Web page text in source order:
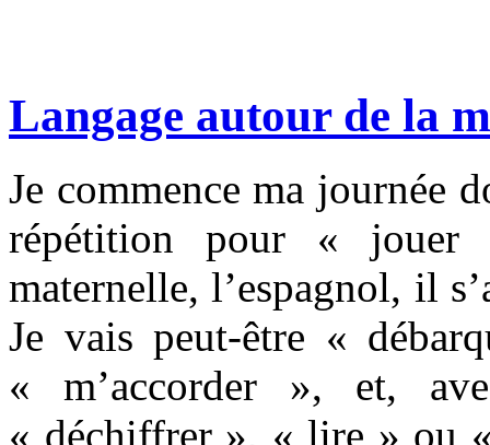
Langage autour de la
Je commence ma journée
répétition pour « jouer
maternelle, l’espagnol, il
Je vais peut-être «
« m’accorder », et,
« déchiffrer », « lire » ou